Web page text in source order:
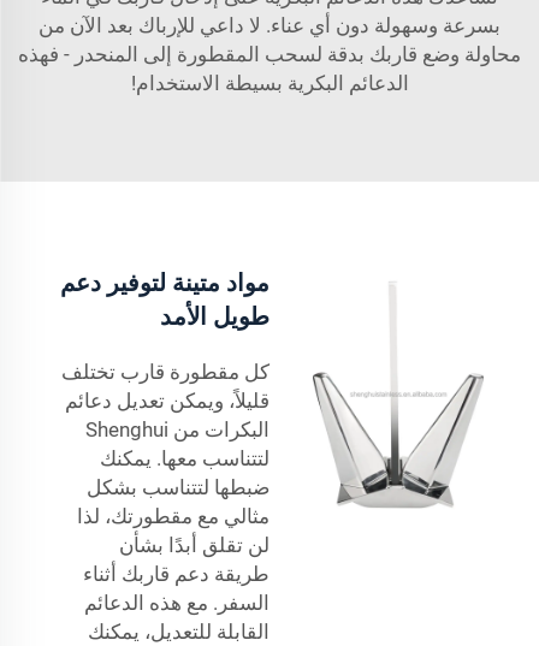
بسرعة وسهولة دون أي عناء. لا داعي للإرباك بعد الآن من
محاولة وضع قاربك بدقة لسحب المقطورة إلى المنحدر - فهذه
الدعائم البكرية بسيطة الاستخدام!
مواد متينة لتوفير دعم
طويل الأمد
كل مقطورة قارب تختلف
قليلاً، ويمكن تعديل دعائم
البكرات من Shenghui
لتتناسب معها. يمكنك
ضبطها لتتناسب بشكل
مثالي مع مقطورتك، لذا
لن تقلق أبدًا بشأن
طريقة دعم قاربك أثناء
السفر. مع هذه الدعائم
القابلة للتعديل، يمكنك